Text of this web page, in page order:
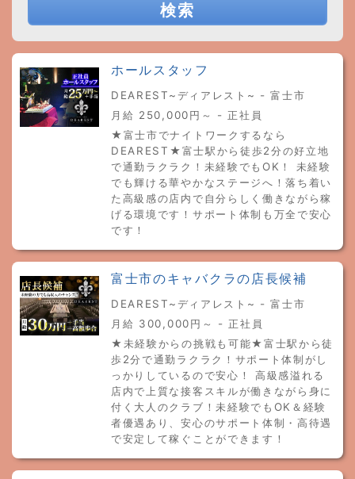
検索
ホールスタッフ
DEAREST~ディアレスト~ - 富士市
月給 250,000円～ - 正社員
★富士市でナイトワークするなら
DEAREST★富士駅から徒歩2分の好立地
で通勤ラクラク！未経験でもOK！ 未経験
でも輝ける華やかなステージへ！落ち着い
た高級感の店内で自分らしく働きながら稼
げる環境です！サポート体制も万全で安心
です！
富士市のキャバクラの店長候補
DEAREST~ディアレスト~ - 富士市
月給 300,000円～ - 正社員
★未経験からの挑戦も可能★富士駅から徒
歩2分で通勤ラクラク！サポート体制がし
っかりしているので安心！ 高級感溢れる
店内で上質な接客スキルが働きながら身に
付く大人のクラブ！未経験でもOK＆経験
者優遇あり、安心のサポート体制・高待遇
で安定して稼ぐことができます！